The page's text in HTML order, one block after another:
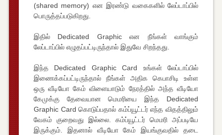
(shared memory) என இரண்டு வகைகளில் லேப்டாப்பில்
பொருத்தப்படுகிறது.
இதில் Dedicated Graphic என நீங்கள் வாங்கும்
லேப்டாப்பில் எழுதப்பட்டிருந்தால் இதுவே சிறந்தது.
இந்த Dedicated Graphic Card உங்கள் லேப்டாப்பில்
இணைக்கப்பட்டிருந்தால் நீங்கள் அதிக கெபாசிடி உள்ள
ஒரு வீடியோ கேம் விளையாடும் நேரத்தில் அந்த வீடியோ
கேமுக்கு தேவையான மெமரியை இந்த Dedicated
Graphic Card கொடுப்பதால் கம்ப்யூட்டர் எந்த விதத்திலும்
வேகம் குறைவது இல்லை. கம்ப்யூட்டர் மெமரி அப்படியே
இருக்கும். இதனால் வீடியோ கேம் இயங்குவதில் தடை